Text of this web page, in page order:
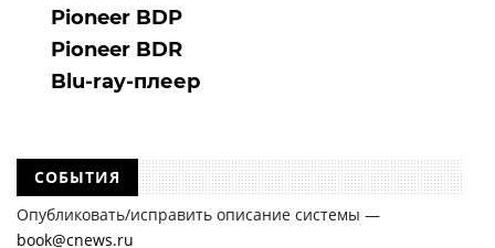
Pioneer BDP
Pioneer BDR
Blu-ray-плеер
СОБЫТИЯ
Опубликовать/исправить описание системы —
book@cnews.ru